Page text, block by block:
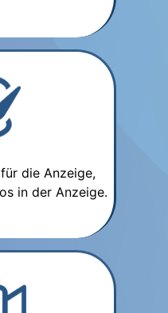
die Anzeige,
in der Anzeige.